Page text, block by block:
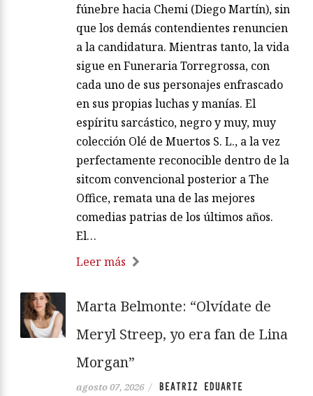
fúnebre hacia Chemi (Diego Martín), sin
que los demás contendientes renuncien
a la candidatura. Mientras tanto, la vida
sigue en Funeraria Torregrossa, con
cada uno de sus personajes enfrascado
en sus propias luchas y manías. El
espíritu sarcástico, negro y muy, muy
colección Olé de Muertos S. L., a la vez
perfectamente reconocible dentro de la
sitcom convencional posterior a The
Office, remata una de las mejores
comedias patrias de los últimos años.
El…
Leer más
Marta Belmonte: “Olvídate de
Meryl Streep, yo era fan de Lina
Morgan”
agosto 07, 2026 / BEATRIZ EDUARTE